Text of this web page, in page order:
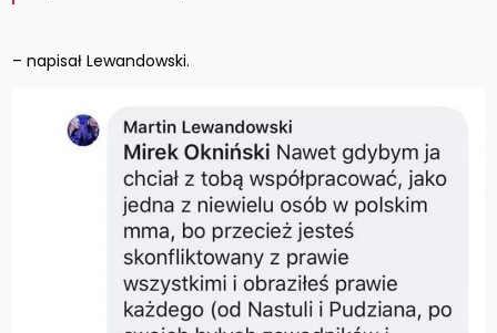
– napisał Lewandowski.